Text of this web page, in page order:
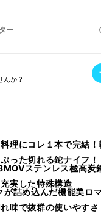
ー
んか？
理にコレ１本で完結
った切れる鉈ナイフ！
ステンレス極高炭
実した特殊構造
が詰め込んだ機能美ロ
味で抜群の使いやすさ